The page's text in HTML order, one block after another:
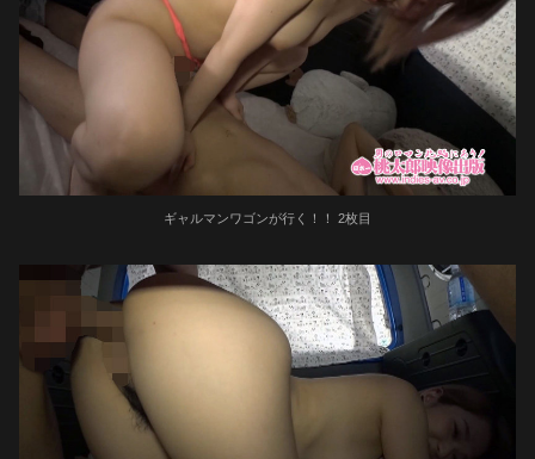
ギャルマンワゴンが行く！！ 2枚目